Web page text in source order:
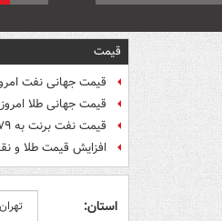
قیمت
قیمت جهانی نفت امروز ۱۶
قیمت جهانی طلا امروز ۱۵ مرداد
قیمت نفت برنت به ۷۹ دلار رسید
افزایش قیمت طلا و
استان: